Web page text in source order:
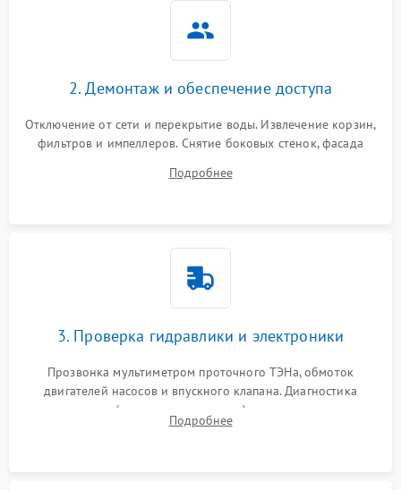
2. Демонтаж и обеспечение доступа
Отключение от сети и перекрытие воды. Извлечение корзин,
фильтров и импеллеров. Снятие боковых стенок, фасада
циркуляционному насосу, ТЭНу и сливной помпе.
Подробнее
3. Проверка гидравлики и электроники
Прозвонка мультиметром проточного ТЭНа, обмоток
двигателей насосов и впускного клапана. Диагностика
прессостата (датчика уровня воды), датчика мутности,
концевика дверцы и электронного модуля управления.
Подробнее